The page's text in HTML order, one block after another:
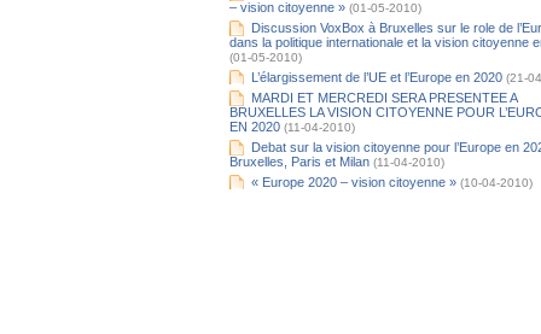
– vision citoyenne » (01-05-2010)
Discussion VoxBox à Bruxelles sur le role de
dans la politique internationale et la vision citoyenne
(01-05-2010)
L’élargissement de l’UE et l’Europe en 2020 (21-
MARDI ET MERCREDI SERA PRESENTEE A
BRUXELLES LA VISION CITOYENNE POUR
EN 2020 (11-04-2010)
Debat sur la vision citoyenne pour l’Europe en
Bruxelles, Paris et Milan (11-04-2010)
« Europe 2020 – vision citoyenne » (10-04-2010)